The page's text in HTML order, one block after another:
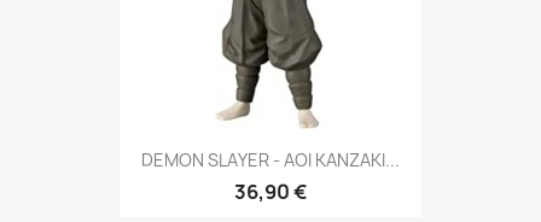
DEMON SLAYER - AOI KANZAKI...
36,90 €